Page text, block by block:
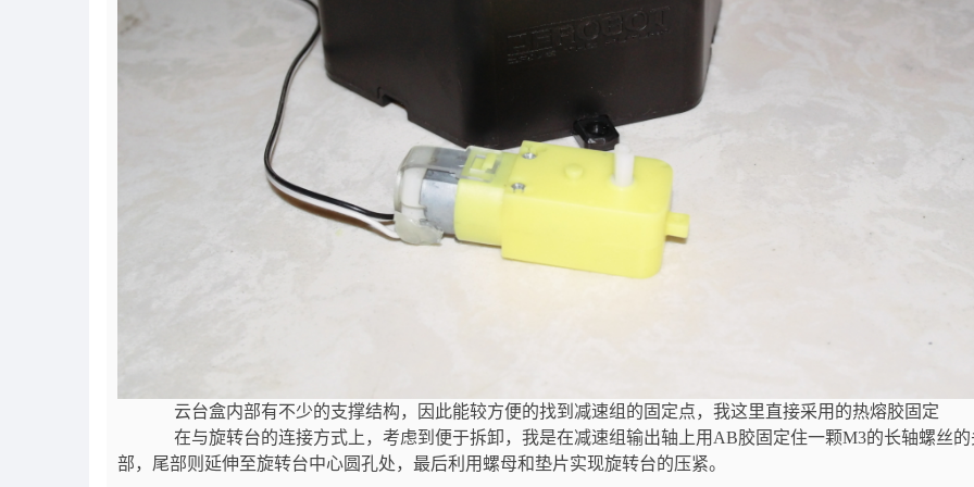
云台盒内部有不少的支撑结构，因此能较方便的找到减速组的固定点，我这里直接采用的热熔胶固定
在与旋转台的连接方式上，考虑到便于拆卸，我是在减速组输出轴上用AB胶固定住一颗M3的长轴螺丝的
部，尾部则延伸至旋转台中心圆孔处，最后利用螺母和垫片实现旋转台的压紧。